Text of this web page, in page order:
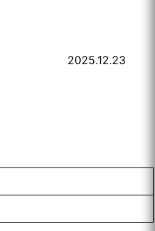
2025.12.23